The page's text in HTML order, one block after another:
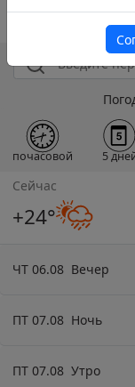
почасовой 5
Сейчас
+24°
ЧТ 06.08 Вечер
ПТ 07.08 Ночь
ПТ 07.08 Утро